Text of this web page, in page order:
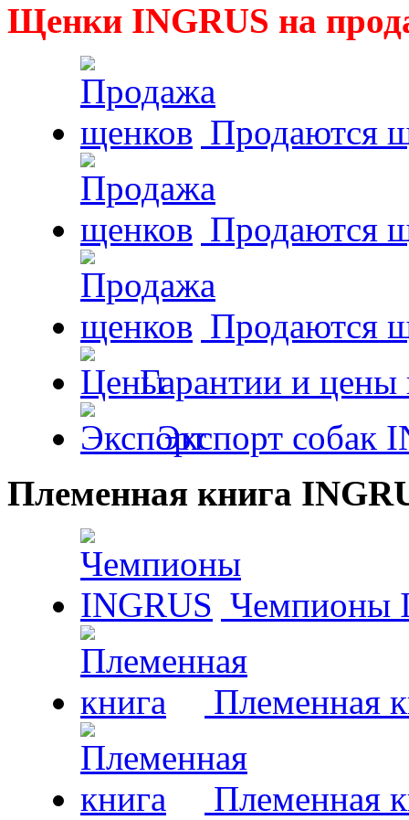
Щенки INGRUS на
Продаются
Продаются
Продаются
Гарантии и цены
Экспорт собак
Племенная книга
Чемпионы
Племенная
Племенная